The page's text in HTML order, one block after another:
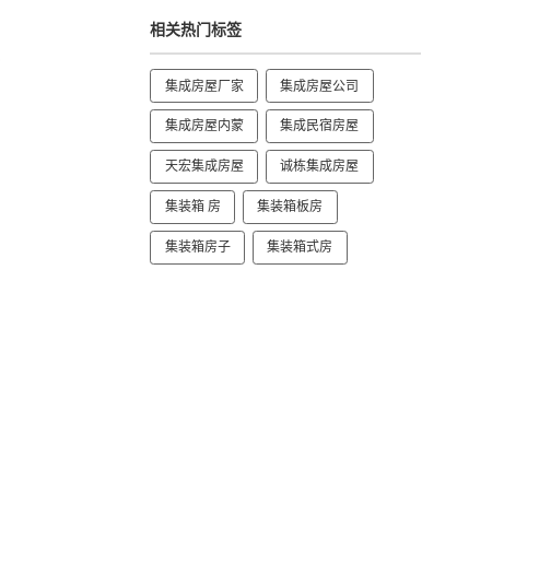
相关热门标签
集成房屋厂家 集成房屋公司
集成房屋内蒙 集成民宿房屋
天宏集成房屋 诚栋集成房屋
集装箱 房 集装箱板房
集装箱房子 集装箱式房